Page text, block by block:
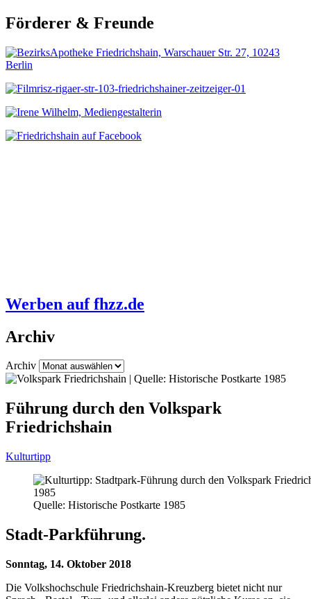
Förderer & Freunde
Werben auf fhzz.de
Archiv
Archiv
Führung durch den Volkspark
Friedrichshain
Kulturtipp
Quelle: Historische Postkarte 1985
Stadt-Parkführung.
Sonntag, 14. Oktober 2018
Die Volkshochschule Friedrichshain-Kreuzberg bietet nicht nur